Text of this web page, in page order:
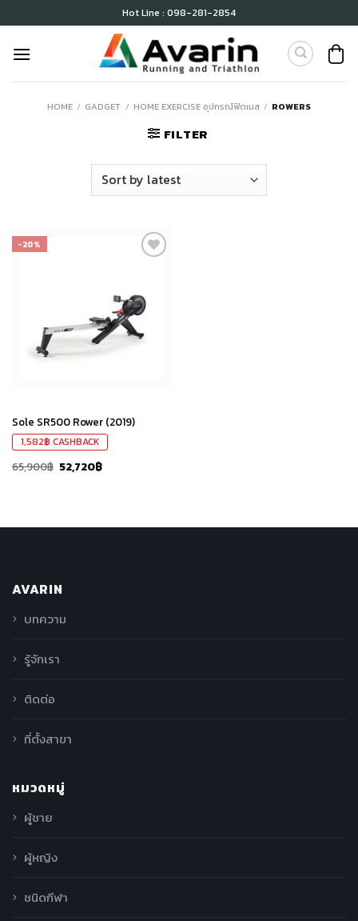
to
content
Hot Line : 098-281-2854
HOME / GADGET / HOME EXERCISE อุปกรณ์ฟิตเนส / ROWERS
FILTER
-20%
สินค้า
ที่ชอบ
Sole SR500 Rower (2019)
1,582฿ CASHBACK
65,900฿ 52,720฿
AVARIN
บทความ
รู้จักเรา
ติดต่อ
ที่ตั้งสาขา
หมวดหมู่
ผู้ชาย
ผู้หญิง
ชนิดกีฬา